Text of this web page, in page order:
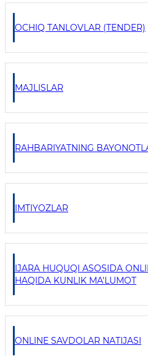
OCHIQ TANLOVLAR (TENDER)
MAJLISLAR
RAHBARIYATNING
IMTIYOZLAR
IJARA HUQUQI ASOSIDA
HAQIDA KUNLIK MA'LUMOT
ONLINE SAVDOLAR NATIJASI